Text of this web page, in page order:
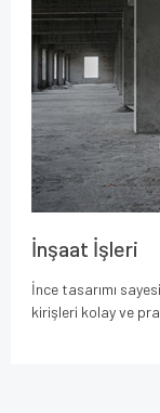
İnşaat İşleri
İnce tasarımı
kirişleri kolay ve